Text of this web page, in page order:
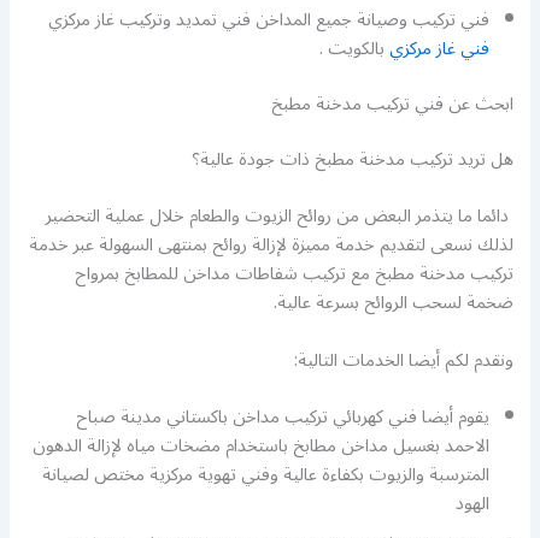
فني تركيب وصيانة جميع المداخن فني تمديد وتركيب غاز مركزي
فني غاز مركزيبالكويت .
ابحث عن فني تركيب مدخنة مطبخ
هل تريد تركيب مدخنة مطبخ ذات جودة عالية؟
دائما ما يتذمر البعض من روائح الزيوت والطعام خلال عملية التحضير
لذلك نسعى لتقديم خدمة مميزة لإزالة روائح بمنتهى السهولة عبر خدمة
تركيب مدخنة مطبخ مع تركيب شفاطات مداخن للمطابخ بمرواح
ضخمة لسحب الروائح بسرعة عالية.
ونقدم لكم أيضا الخدمات التالية:
يقوم أيضا فني كهربائي تركيب مداخن باكستاني مدينة صباح
الاحمد بغسيل مداخن مطابخ باستخدام مضخات مياه لإزالة الدهون
المترسبة والزيوت بكفاءة عالية وفني تهوية مركزية مختص لصيانة
الهود